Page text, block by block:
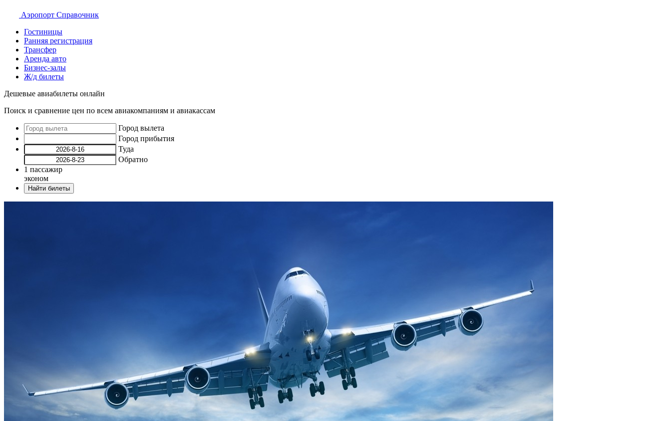
Аэропорт Справочник
Гостиницы
Ранняя регистрация
Трансфер
Аренда авто
Бизнес-залы
Ж/д билеты
Дешевые авиабилеты онлайн
Поиск и сравнение цен по всем авиакомпаниям и авиакассам
Город вылета
Город прибытия
Туда
Обратно
1 пассажир
эконом
Найти билеты